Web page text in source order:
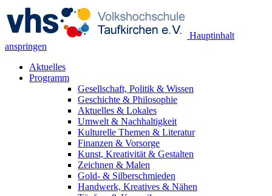
Hauptinhalt
anspringen
Aktuelles
Programm
Gesellschaft, Politik & Wissen
Geschichte & Philosophie
Aktuelles & Lokales
Umwelt & Nachhaltigkeit
Kulturelle Themen & Literatur
Finanzen & Vorsorge
Kunst, Kreativität & Gestalten
Zeichnen & Malen
Gold- & Silberschmieden
Handwerk, Kreatives & Nähen